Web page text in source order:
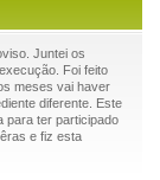
Juntei os
Foi feito
meses vai haver
diferente. Este
para ter participado
e fiz esta